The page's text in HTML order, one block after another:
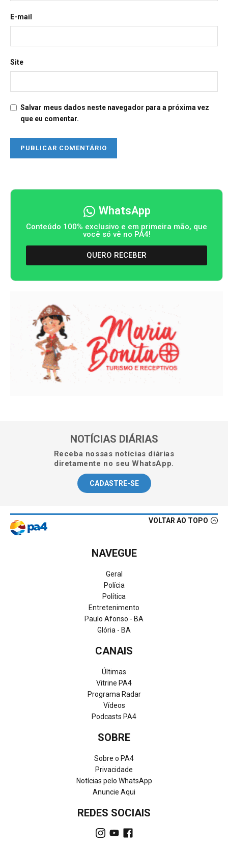
E-mail
Site
Salvar meus dados neste navegador para a próxima vez
que eu comentar.
WhatsApp
Conteúdo 100% exclusivo e em primeira mão, que
você só vê no PA4!
QUERO RECEBER
NOTÍCIAS DIÁRIAS
Receba nossas notícias diárias
diretamente no seu WhatsApp.
CADASTRE-SE
VOLTAR AO TOPO
NAVEGUE
Geral
Polícia
Política
Entretenimento
Paulo Afonso - BA
Glória - BA
CANAIS
Últimas
Vitrine PA4
Programa Radar
Vídeos
Podcasts PA4
SOBRE
Sobre o PA4
Privacidade
Notícias pelo WhatsApp
Anuncie Aqui
REDES SOCIAIS